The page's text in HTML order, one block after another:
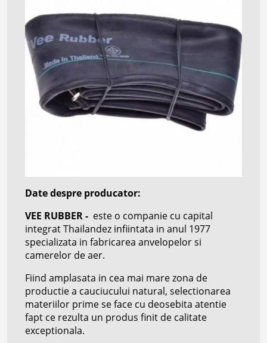
Date despre producator:
VEE RUBBER - este o companie cu capital
integrat Thailandez infiintata in anul 1977
specializata in fabricarea anvelopelor si
camerelor de aer.
Fiind amplasata in cea mai mare zona de
productie a cauciucului natural, selectionarea
materiilor prime se face cu deosebita atentie
fapt ce rezulta un produs finit de calitate
exceptionala.